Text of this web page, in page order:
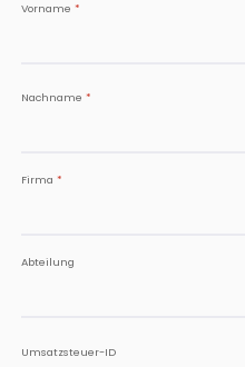
Vorname *
Nachname *
Firma *
Abteilung
Umsatzsteuer-ID